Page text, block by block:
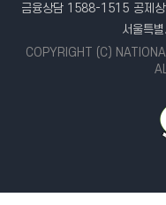
금융상담 1588-1515 공제
서울특
COPYRIGHT (C)